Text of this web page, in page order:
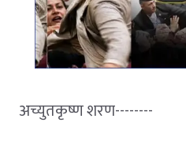
अच्युतकृष्ण शरण--------